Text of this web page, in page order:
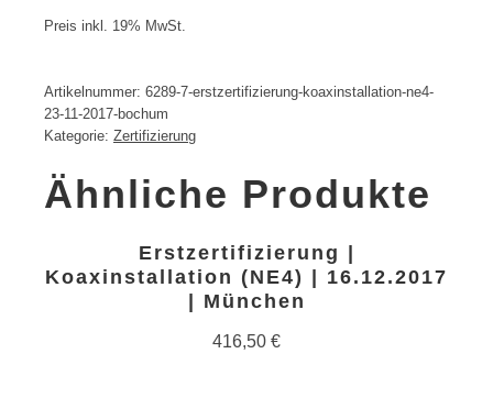
Preis inkl. 19% MwSt.
Artikelnummer: 6289-7-erstzertifizierung-koaxinstallation-ne4-
23-11-2017-bochum
Kategorie: Zertifizierung
Ähnliche Produkte
Erstzertifizierung |
Koaxinstallation (NE4) | 16.12.2017
| München
416,50 €